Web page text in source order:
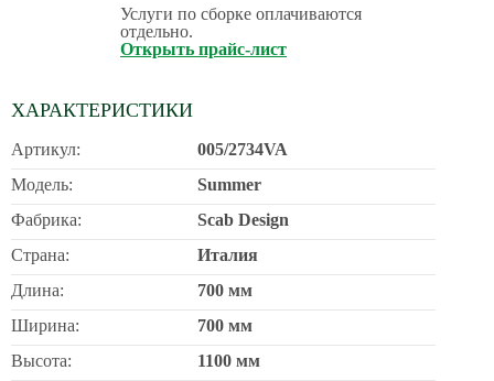
Услуги по сборке оплачиваются
отдельно.
Открыть прайс-лист
ХАРАКТЕРИСТИКИ
Артикул:
005/2734VA
Модель:
Summer
Фабрика:
Scab Design
Страна:
Италия
Длина:
700 мм
Ширина:
700 мм
Высота:
1100 мм